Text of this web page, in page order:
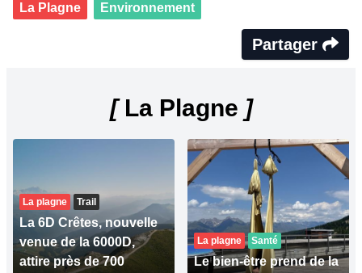
La Plagne Environnement
Partager
[La Plagne ]
La plagne Trail
La 6D Crêtes, nouvelle
venue de la 6000D,
attire près de 700
La plagne Santé
Le bien-être prend de la